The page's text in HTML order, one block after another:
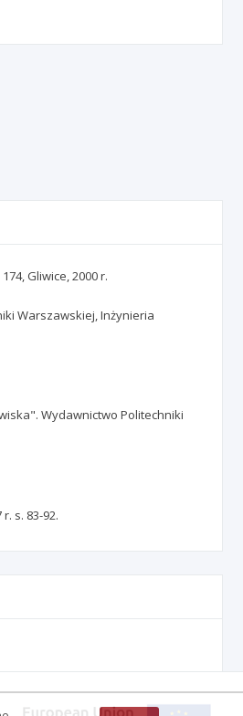
Gliwice, 2000 r.
Warszawskiej, Inżynieria
Wydawnictwo Politechniki
s. 83-92.